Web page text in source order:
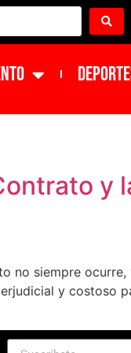
y
no siempre
y costoso